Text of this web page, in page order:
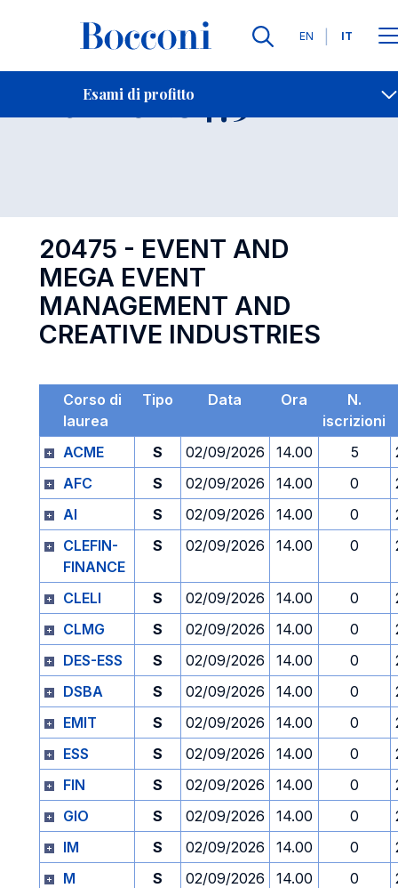
Lingue
EN IT
Esami di profitto
Contatti
Esame 20475 Open
20475 - EVENT AND
MEGA EVENT
MANAGEMENT AND
CREATIVE INDUSTRIES
Corso di
laurea
Tipo Data Ora
N.
iscrizioni
ACME
S 02/09/2026 14.00 5
AFC
S 02/09/2026 14.00 0
AI
S 02/09/2026 14.00 0
CLEFIN-
FINANCE
S 02/09/2026 14.00 0
CLELI S 02/09/2026 14.00 0
CLMG
S 02/09/2026 14.00 0
DES-ESS
S 02/09/2026 14.00 0
DSBA
S 02/09/2026 14.00 0
EMIT
S 02/09/2026 14.00 0
ESS
S 02/09/2026 14.00 0
FIN
S 02/09/2026 14.00 0
GIO
S 02/09/2026 14.00 0
IM
S 02/09/2026 14.00 0
M
S 02/09/2026 14.00 0